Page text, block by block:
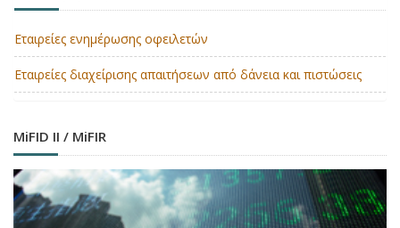
Εταιρείες ενημέρωσης οφειλετών
Εταιρείες διαχείρισης απαιτήσεων από δάνεια και πιστώσεις
MiFID II / MiFIR